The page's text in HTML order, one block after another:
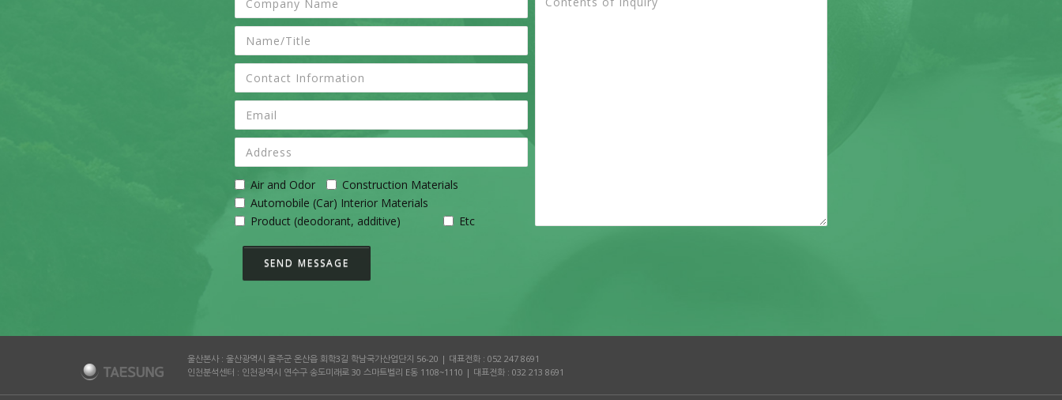
Air and Odor
Construction Materials
Automobile (Car) Interior Materials
Product (deodorant, additive)
Etc
SEND MESSAGE
울산본사 : 울산광역시 울주군 온산읍 회학3길 학남국가산업단지 56-20 | 대표전화 : 052 247 8691
인천분석센터 : 인천광역시 연수구 송도미래로 30 스마트벨리 E동 1108~1110 | 대표전화 : 032 213 8691